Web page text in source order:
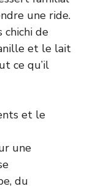
une ride.
chichi de
et le lait
ce qu’il
et le
une
du